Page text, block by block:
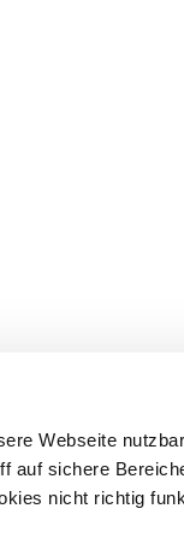
Webseite
auf sichere
nicht richtig